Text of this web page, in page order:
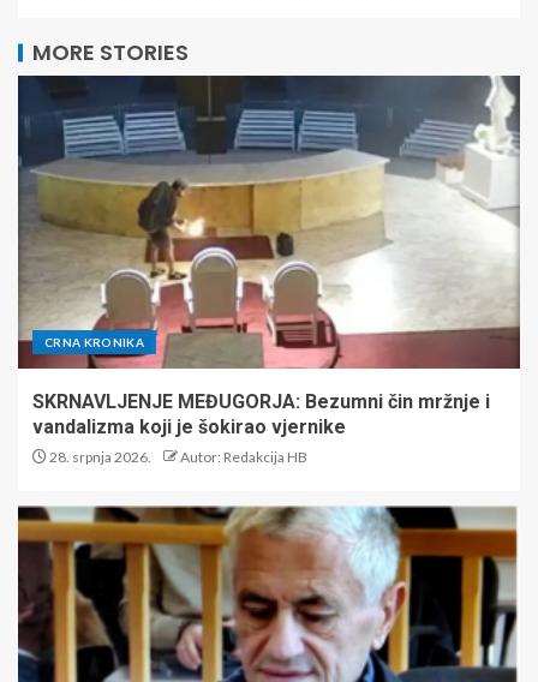
MORE STORIES
CRNA KRONIKA
SKRNAVLJENJE MEĐUGORJA: Bezumni čin mržnje i
vandalizma koji je šokirao vjernike
28. srpnja 2026. Autor: Redakcija HB